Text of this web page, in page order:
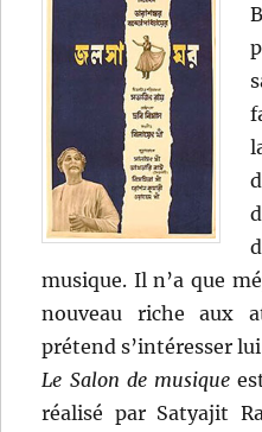
musique. Il n’a que
nouveau riche aux
prétend s’intéresser
Le Salon de musique
réalisé par Satyajit